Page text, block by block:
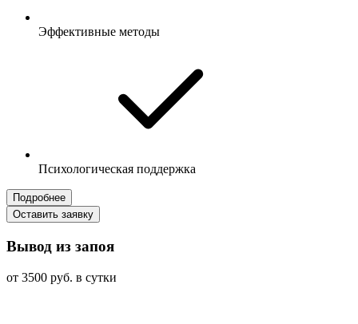
Эффективные методы
Психологическая поддержка
Подробнее
Оставить заявку
Вывод из запоя
от 3500 руб. в сутки